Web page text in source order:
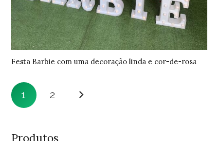
Festa Barbie com uma decoração linda e cor-de-rosa
1 2
Produtos